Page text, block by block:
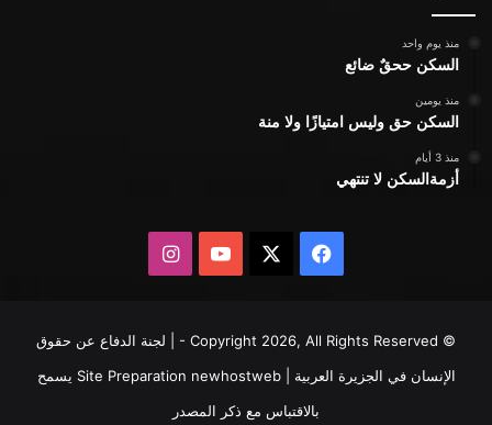
منذ يوم واحد
السكن ححقٌ ضائع
منذ يومين
السكن حق وليس امتيازًا ولا منة
منذ 3 أيام
أزمةالسكن لا تنتهي
فيسبوك يوتيوبانستقرام
© Copyright 2026, All Rights Reserved - | لجنة الدفاع عن حقوق
الإنسان في الجزيرة العربية | Site Preparationnewhostweb
يسمح
بالاقتباس مع ذكر المصدر